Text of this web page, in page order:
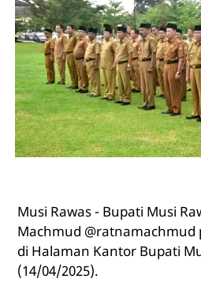
Musi Rawas - Bupati Musi
Machmud @ratnamachmud
di Halaman Kantor Bupati
(14/04/2025).